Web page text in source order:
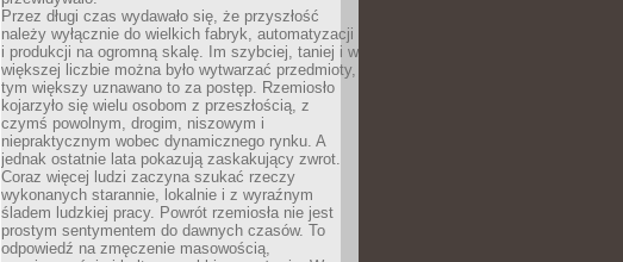
Przez długi czas wydawało się, że przyszłość
należy wyłącznie do wielkich fabryk, automatyzacji
i produkcji na ogromną skalę. Im szybciej, taniej i w
większej liczbie można było wytwarzać przedmioty,
tym większy uznawano to za postęp. Rzemiosło
kojarzyło się wielu osobom z przeszłością, z
czymś powolnym, drogim, niszowym i
niepraktycznym wobec dynamicznego rynku. A
jednak ostatnie lata pokazują zaskakujący zwrot.
Coraz więcej ludzi zaczyna szukać rzeczy
wykonanych starannie, lokalnie i z wyraźnym
śladem ludzkiej pracy. Powrót rzemiosła nie jest
prostym sentymentem do dawnych czasów. To
odpowiedź na zmęczenie masowością,